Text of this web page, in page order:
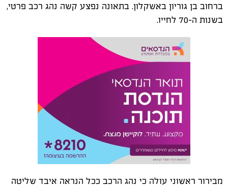
ברחוב בן גוריון באשקלון. בתאונה נפצע קשה נהג רכב פרטי,
בשנות ה-70 לחייו.
מבירור ראשוני עולה כי נהג הרכב ככל הנראה איבד שליטה